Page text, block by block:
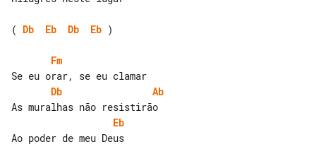
( Db Eb Db Eb )
Fm
Db
Ab
Eb
Ao poder de meu Deus